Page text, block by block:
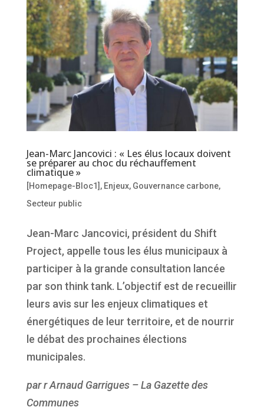
Jean-Marc Jancovici : « Les élus locaux doivent
se préparer au choc du réchauffement
climatique »
[Homepage-Bloc1] , Enjeux, Gouvernance carbone,
Secteur public
Jean-Marc Jancovici, président du Shift
Project, appelle tous les élus municipaux à
participer à la grande consultation lancée
par son think tank. L’objectif est de recueillir
leurs avis sur les enjeux climatiques et
énergétiques de leur territoire, et de nourrir
le débat des prochaines élections
municipales.
par r Arnaud Garrigues – La Gazette des
Communes